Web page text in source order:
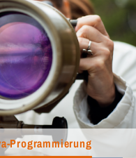
Programmierung